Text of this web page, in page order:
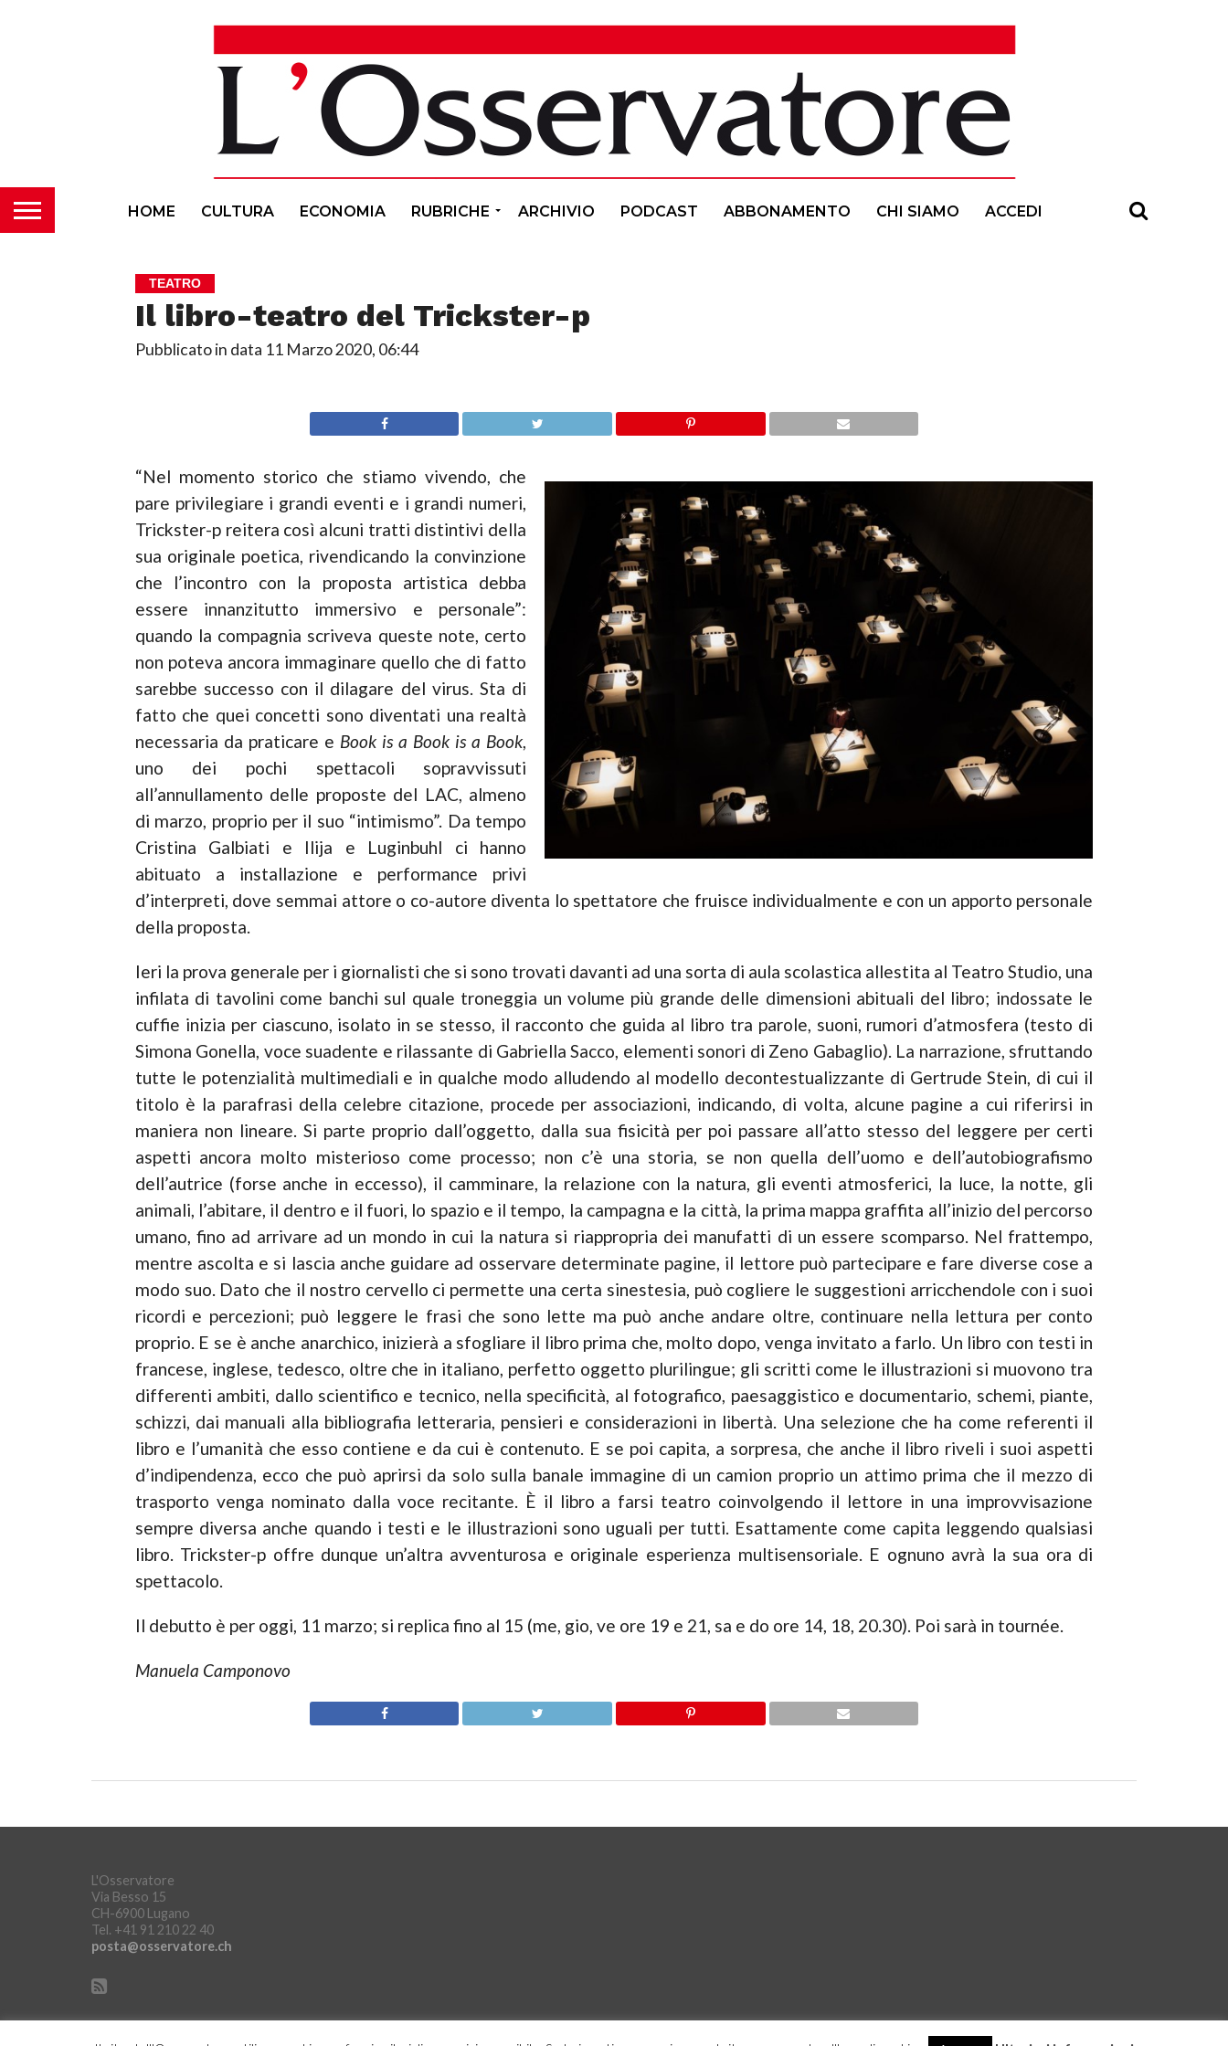
HOME CULTURA ECONOMIA RUBRICHE ARCHIVIO PODCAST ABBONAMENTO CHI SIAMO ACCEDI
TEATRO
Il libro-teatro del Trickster-p
Pubblicato in data 11 Marzo 2020, 06:44
“Nel momento storico che stiamo vivendo, che
pare privilegiare i grandi eventi e i grandi numeri,
Trickster-p reitera così alcuni tratti distintivi della
sua originale poetica, rivendicando la convinzione
che l’incontro con la proposta artistica debba
essere innanzitutto immersivo e personale”:
quando la compagnia scriveva queste note, certo
non poteva ancora immaginare quello che di fatto
sarebbe successo con il dilagare del virus. Sta di
fatto che quei concetti sono diventati una realtà
necessaria da praticare e Book is a Book is a Book,
uno dei pochi spettacoli sopravvissuti
all’annullamento delle proposte del LAC, almeno
di marzo, proprio per il suo “intimismo”. Da tempo
Cristina Galbiati e Ilija e Luginbuhl ci hanno
abituato a installazione e performance privi
d’interpreti, dove semmai attore o co-autore diventa lo spettatore che fruisce individualmente e con un apporto personale
della proposta.
Ieri la prova generale per i giornalisti che si sono trovati davanti ad una sorta di aula scolastica allestita al Teatro Studio, una
infilata di tavolini come banchi sul quale troneggia un volume più grande delle dimensioni abituali del libro; indossate le
cuffie inizia per ciascuno, isolato in se stesso, il racconto che guida al libro tra parole, suoni, rumori d’atmosfera (testo di
Simona Gonella, voce suadente e rilassante di Gabriella Sacco, elementi sonori di Zeno Gabaglio). La narrazione, sfruttando
tutte le potenzialità multimediali e in qualche modo alludendo al modello decontestualizzante di Gertrude Stein, di cui il
titolo è la parafrasi della celebre citazione, procede per associazioni, indicando, di volta, alcune pagine a cui riferirsi in
maniera non lineare. Si parte proprio dall’oggetto, dalla sua fisicità per poi passare all’atto stesso del leggere per certi
aspetti ancora molto misterioso come processo; non c’è una storia, se non quella dell’uomo e dell’autobiografismo
dell’autrice (forse anche in eccesso), il camminare, la relazione con la natura, gli eventi atmosferici, la luce, la notte, gli
animali, l’abitare, il dentro e il fuori, lo spazio e il tempo, la campagna e la città, la prima mappa graffita all’inizio del percorso
umano, fino ad arrivare ad un mondo in cui la natura si riappropria dei manufatti di un essere scomparso. Nel frattempo,
mentre ascolta e si lascia anche guidare ad osservare determinate pagine, il lettore può partecipare e fare diverse cose a
modo suo. Dato che il nostro cervello ci permette una certa sinestesia, può cogliere le suggestioni arricchendole con i suoi
ricordi e percezioni; può leggere le frasi che sono lette ma può anche andare oltre, continuare nella lettura per conto
proprio. E se è anche anarchico, inizierà a sfogliare il libro prima che, molto dopo, venga invitato a farlo. Un libro con testi in
francese, inglese, tedesco, oltre che in italiano, perfetto oggetto plurilingue; gli scritti come le illustrazioni si muovono tra
differenti ambiti, dallo scientifico e tecnico, nella specificità, al fotografico, paesaggistico e documentario, schemi, piante,
schizzi, dai manuali alla bibliografia letteraria, pensieri e considerazioni in libertà. Una selezione che ha come referenti il
libro e l’umanità che esso contiene e da cui è contenuto. E se poi capita, a sorpresa, che anche il libro riveli i suoi aspetti
d’indipendenza, ecco che può aprirsi da solo sulla banale immagine di un camion proprio un attimo prima che il mezzo di
trasporto venga nominato dalla voce recitante. È il libro a farsi teatro coinvolgendo il lettore in una improvvisazione
sempre diversa anche quando i testi e le illustrazioni sono uguali per tutti. Esattamente come capita leggendo qualsiasi
libro. Trickster-p offre dunque un’altra avventurosa e originale esperienza multisensoriale. E ognuno avrà la sua ora di
spettacolo.
Il debutto è per oggi, 11 marzo; si replica fino al 15 (me, gio, ve ore 19 e 21, sa e do ore 14, 18, 20.30). Poi sarà in tournée.
Manuela Camponovo
L'Osservatore
Via Besso 15
CH-6900 Lugano
Tel. +41 91 210 22 40
posta@osservatore.ch